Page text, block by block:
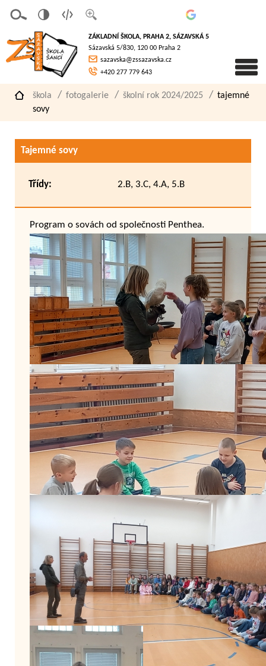
písmo
á
verze
pro
slaboz
raké
ZÁKLADNÍ ŠKOLA, PRAHA 2, SÁZAVSKÁ 5
Sázavská 5/830, 120 00 Praha 2
sazavska@zssazavska.cz
+420 277 779 643
škola fotogalerie školní rok 2024/2025
tajemné
sovy
Tajemné sovy
Třídy: 2.B, 3.C, 4.A, 5.B
Program o sovách od společnosti Penthea.